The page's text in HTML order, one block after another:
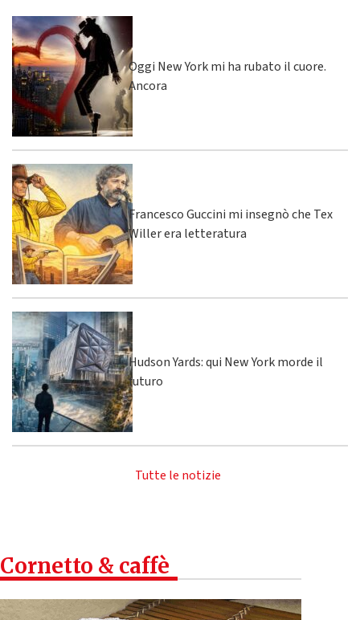
Oggi New York mi ha rubato il cuore.
Ancora
Francesco Guccini mi insegnò che Tex
Willer era letteratura
Hudson Yards: qui New York morde il
futuro
Tutte le notizie
Cornetto & caffè